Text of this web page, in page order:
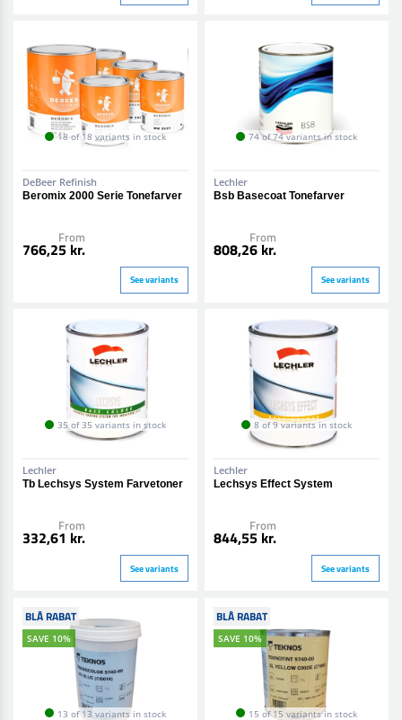
18 of 18 variants in stock
DeBeer Refinish
Beromix 2000 Serie Tonefarver
From
766,25 kr.
See variants
74 of 74 variants in stock
Lechler
Bsb Basecoat Tonefarver
From
808,26 kr.
See variants
35 of 35 variants in stock
Lechler
Tb Lechsys System Farvetoner
From
332,61 kr.
See variants
8 of 9 variants in stock
Lechler
Lechsys Effect System
From
844,55 kr.
See variants
BLÅ RABAT
SAVE 10%
13 of 13 variants in stock
BLÅ RABAT
SAVE 10%
15 of 15 variants in stock